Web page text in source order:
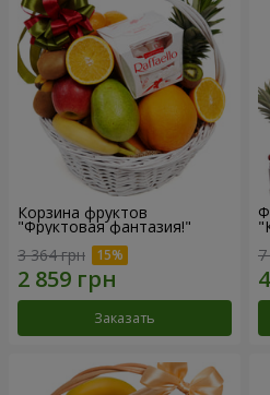
Корзина фруктов
"Фруктовая фантазия!"
3 364 грн
Заказать
7